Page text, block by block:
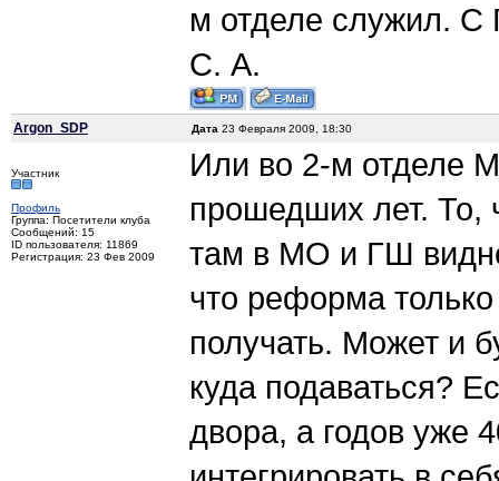
м отделе служил.
С. А.
Argon_SDP Дата 23 Февраля 2009, 18:30
Участник
Профиль
Группа: Посетители клуба
Сообщений: 15
ID пользователя: 11869
Регистрация: 23 Фев 2009
Или во 2-м отделе
прошедших лет. То,
там в МО и ГШ
что реформа
получать. Может и
куда подаваться?
двора, а годов уже